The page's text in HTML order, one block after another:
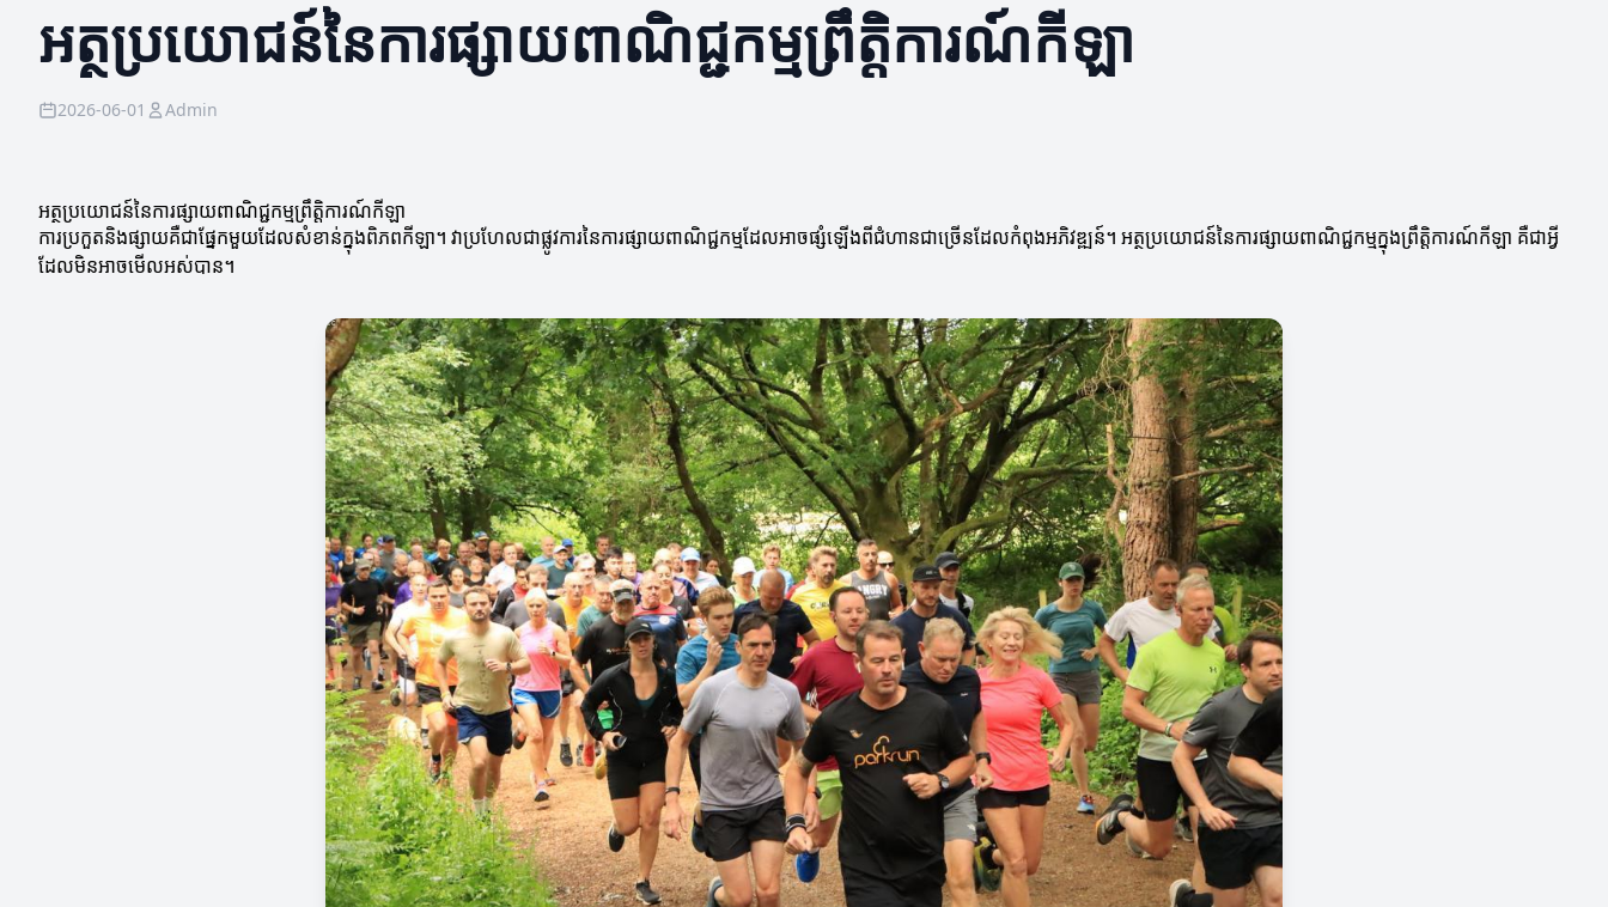
អត្ថប្រយោជន៍នៃការផ្សាយពាណិជ្ជកម្មព្រឹត្តិការណ៍កីឡា
2026-06-01 Admin
អត្ថប្រយោជន៍នៃការផ្សាយពាណិជ្ជកម្មព្រឹត្តិការណ៍កីឡា
ការប្រកួតនិងផ្សាយគឺជាផ្នែកមួយដែលសំខាន់ក្នុងពិភពកីឡា។ វាប្រហែលជា​ផ្លូវការ​នៃ​ការផ្សាយពាណិជ្ជកម្មដែលអាចផ្សំឡើងពីជំហានជាច្រើនដែលកំពុងអភិវឌ្ឍន៍។ អត្ថប្រយោជន៍នៃការផ្សាយពាណិជ្ជកម្មក្នុងព្រឹត្តិការណ៍កីឡា គឺជាអ្វី
ដែលមិនអាចមើលអស់បាន។